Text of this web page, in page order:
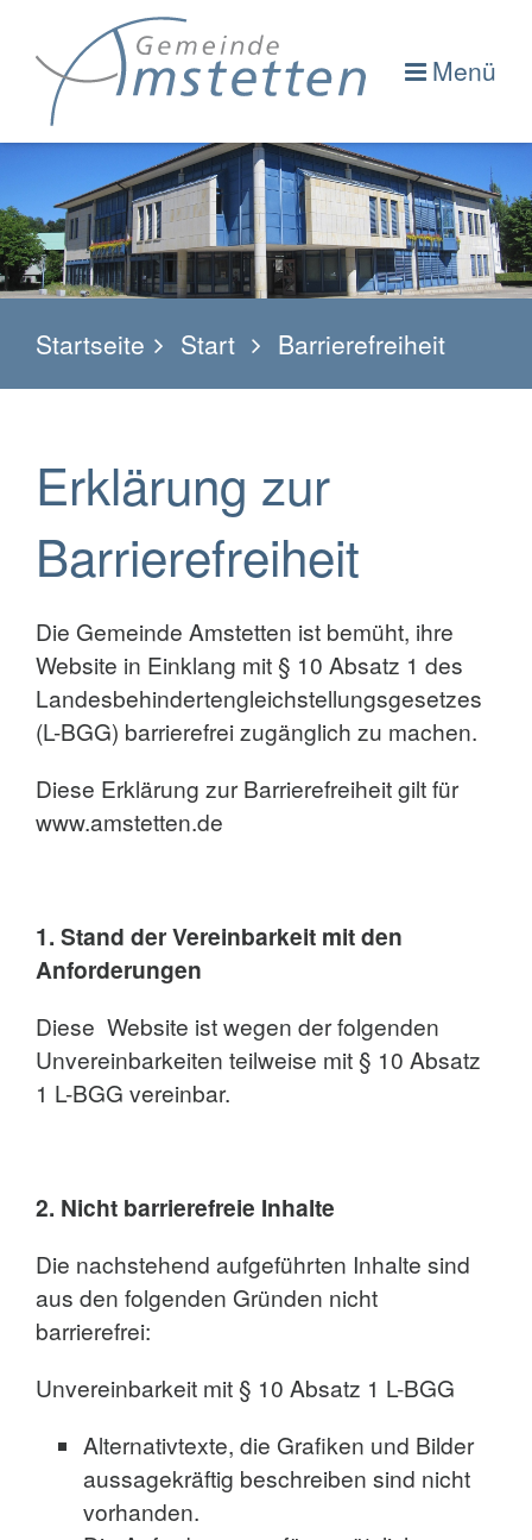
Menü
Startseite Start Barrierefreiheit
Erklärung zur
Barrierefreiheit
Die Gemeinde Amstetten ist bemüht, ihre
Website in Einklang mit § 10 Absatz 1 des
Landesbehindertengleichstellungsgesetzes
(L-BGG) barrierefrei zugänglich zu machen.
Diese Erklärung zur Barrierefreiheit gilt für
www.amstetten.de
1. Stand der Vereinbarkeit mit den
Anforderungen
Diese Website ist wegen der folgenden
Unvereinbarkeiten teilweise mit § 10 Absatz
1 L-BGG vereinbar.
2. Nicht barrierefreie Inhalte
Die nachstehend aufgeführten Inhalte sind
aus den folgenden Gründen nicht
barrierefrei:
Unvereinbarkeit mit § 10 Absatz 1 L-BGG
Alternativtexte, die Grafiken und Bilder
aussagekräftig beschreiben sind nicht
vorhanden.